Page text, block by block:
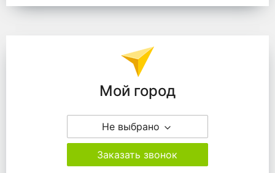
Мой город
Не выбрано
Заказать звонок